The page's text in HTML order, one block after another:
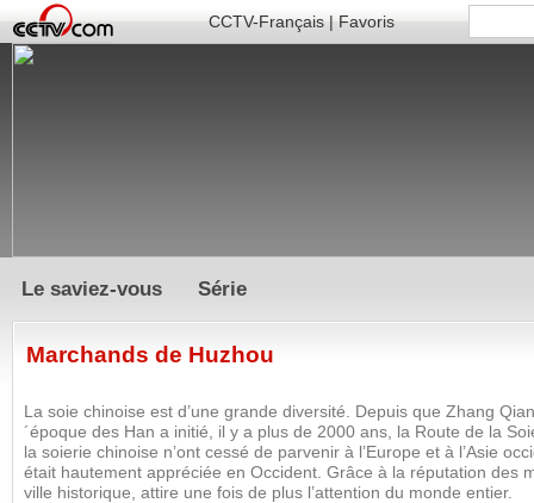
CCTV-Français|Favoris
Le saviez-vous Série
Marchands de Huzhou
La soie chinoise est d’une grande diversité. Depuis que Zhang
´époque des Han a initié, il y a plus de 2000 ans, la Route de la
la soierie chinoise n’ont cessé de parvenir à l’Europe et à l’Asie
était hautement appréciée en Occident. Grâce à la réputation des
ville historique, attire une fois de plus l’attention du monde entier.